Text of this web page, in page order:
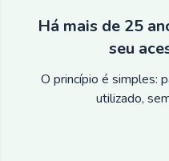
Há mais de 25
seu
O princípio é simples:
utilizado,